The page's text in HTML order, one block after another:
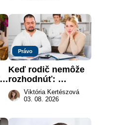
Právo
Keď rodič nemôže
rozhodnúť:
nahradenie prejavu
vôle súdom v
Viktória Kertészová
03. 08. 2026